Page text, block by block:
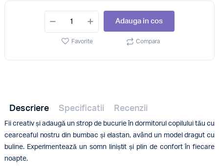
Adauga in cos
Favorite Compara
Descriere Specificatii Recenzii
Fii creativ și adaugă un strop de bucurie în dormitorul copilului tău cu
cearceaful nostru din bumbac și elastan, având un model dragut cu
buline. Experimentează un somn liniștit și plin de confort în fiecare
noapte.